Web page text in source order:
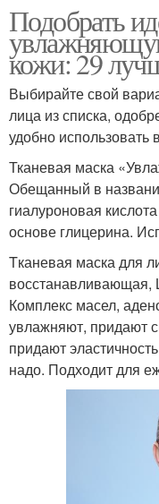
Подобрать
кожи: 29
Выбирайте свой
лица из списка,
удобно
Тканевая маска
Обещанный в
гиалуроновая
основе глицерина.
Tканевая маска для
восстанавливающая,
Комплекс масел,
увлажняют, придают
придают
надо. Подходит для